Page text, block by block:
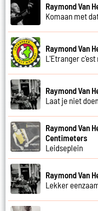
Raymond Van
Komaan met
Raymond Van
L'Etranger c'est
Raymond Van
Laat je niet
Raymond Van
Centimeters
Leidseplein
Raymond Van
Lekker